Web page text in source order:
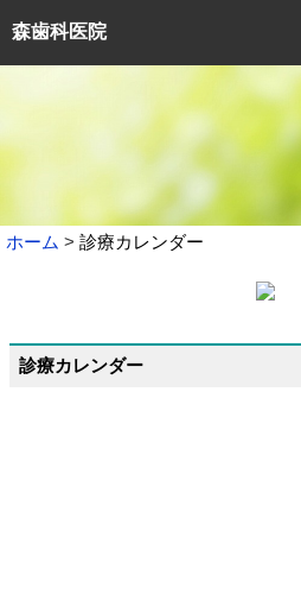
森歯科医院
ホーム 診療カレンダー
診療カレンダー